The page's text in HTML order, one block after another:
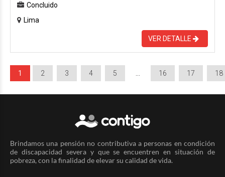
Concluido
Lima
VER DETALLE
1 2 3 4 5 16 17 18
Brindamos una pensión no contributiva a personas en condición
de discapacidad severa y que se encuentren en situación de
pobreza, con la finalidad de elevar su calidad de vida.